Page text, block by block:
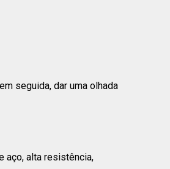
seguida, dar uma olhada
aço, alta resistência,